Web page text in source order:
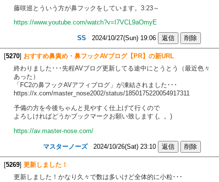
藤咲巡とういう方が鼻フックをしています。3:23～
https://www.youtube.com/watch?v=I7VCL9aOmyE
SS 2024/10/27(Sun) 19:06
[5270] おすすめ鼻責め・鼻フックAVブログ【PR】の新URL
終わりました･･･先程AVブログ更新してる途中にとうとう（最近色々
あった）
「FC2の鼻フックAVアフィブログ」が凍結されました･･･
https://x.com/master_nose2002/status/1850175220054917311
予備の方を今後ちゃんと見やすく仕上げて行くので
よろしければどうかブックマークお願い致します (。。)
https://av.master-nose.com/
マスターノーズ2024/10/26(Sat) 23:10
[5269] 更新しました！
更新しました！かなり久々で数は多いけど全体的に小粒･･･